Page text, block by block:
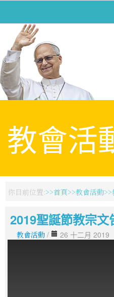
教會活
你目前位置: 首頁 教會活動
2019聖誕節教宗文
教會活動 / 26 十二月 2019